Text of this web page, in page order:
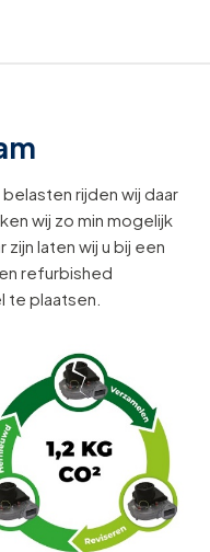
rijden wij daar
wij zo min mogelijk
laten wij u bij een
refurbished
plaatsen.